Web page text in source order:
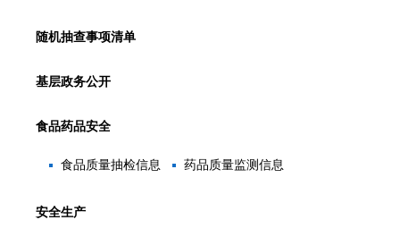
随机抽查事项清单
基层政务公开
食品药品安全
食品质量抽检信息 药品质量监测信息
安全生产